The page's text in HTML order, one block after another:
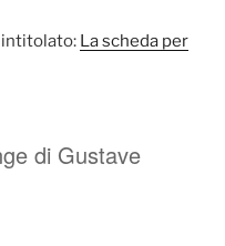
intitolato: La scheda per
di Gustave